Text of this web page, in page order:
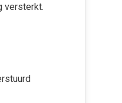
versterkt.